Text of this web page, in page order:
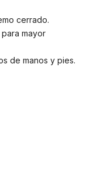
cerrado.
mayor
de manos y pies.